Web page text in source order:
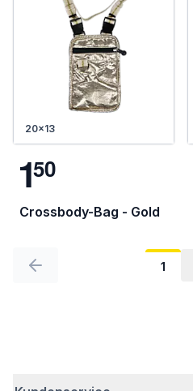
20x13
150
Crossbody-Bag - Gold
1